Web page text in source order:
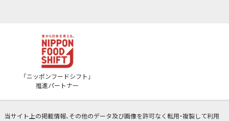
「ニッポンフードシフト」
推進パートナー
当サイト上の掲載情報、その他のデータ及び画像を許可なく転用・複製して利用